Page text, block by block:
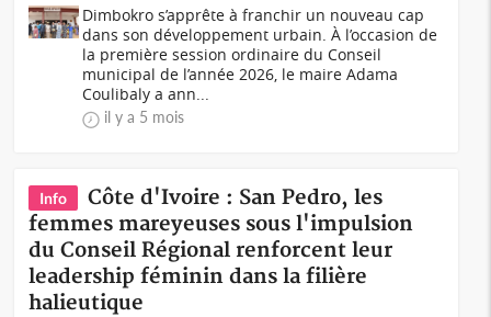
Dimbokro s’apprête à franchir un nouveau cap
dans son développement urbain. À l’occasion de
la première session ordinaire du Conseil
municipal de l’année 2026, le maire Adama
Coulibaly a ann...
il y a 5 mois
Info
Côte d'Ivoire : San Pedro, les
femmes mareyeuses sous l'impulsion
du Conseil Régional renforcent leur
leadership féminin dans la filière
halieutique